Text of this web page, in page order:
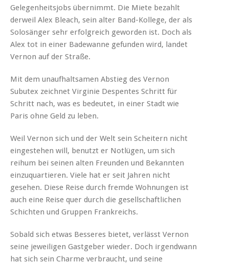
Gelegenheitsjobs übernimmt. Die Miete bezahlt
derweil Alex Bleach, sein alter Band-Kollege, der als
Solosänger sehr erfolgreich geworden ist. Doch als
Alex tot in einer Badewanne gefunden wird, landet
Vernon auf der Straße.
Mit dem unaufhaltsamen Abstieg des Vernon
Subutex zeichnet Virginie Despentes Schritt für
Schritt nach, was es bedeutet, in einer Stadt wie
Paris ohne Geld zu leben.
Weil Vernon sich und der Welt sein Scheitern nicht
eingestehen will, benutzt er Notlügen, um sich
reihum bei seinen alten Freunden und Bekannten
einzuquartieren. Viele hat er seit Jahren nicht
gesehen. Diese Reise durch fremde Wohnungen ist
auch eine Reise quer durch die gesellschaftlichen
Schichten und Gruppen Frankreichs.
Sobald sich etwas Besseres bietet, verlässt Vernon
seine jeweiligen Gastgeber wieder. Doch irgendwann
hat sich sein Charme verbraucht, und seine